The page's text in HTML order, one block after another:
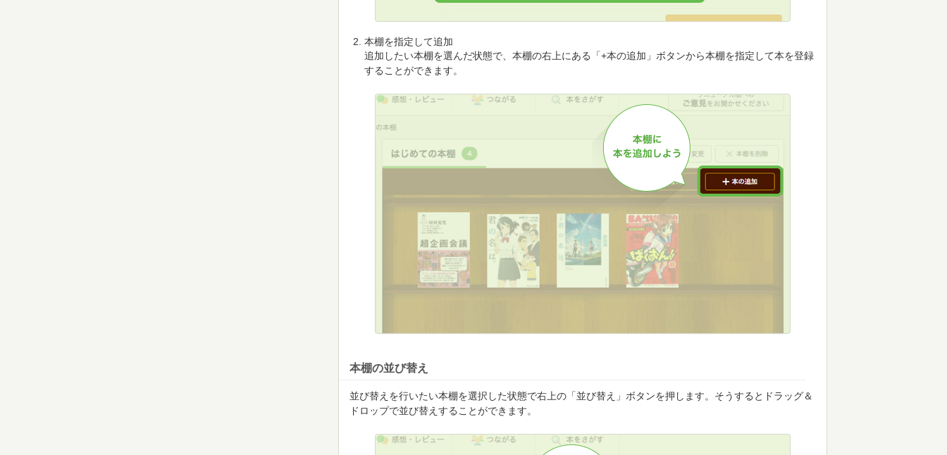
本棚を指定して追加
追加したい本棚を選んだ状態で、本棚の右上にある「+本の追加」ボタンから本棚を指定して本を登録
することができます。
本棚の並び替え
並び替えを行いたい本棚を選択した状態で右上の「並び替え」ボタンを押します。そうするとドラッグ＆
ドロップで並び替えすることができます。